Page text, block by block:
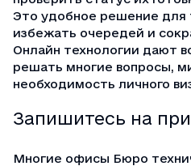
Это удобное решение для
избежать очередей и
Онлайн технологии дают
решать многие вопросы,
необходимость личного
Запишитесь на
Многие офисы Бюро